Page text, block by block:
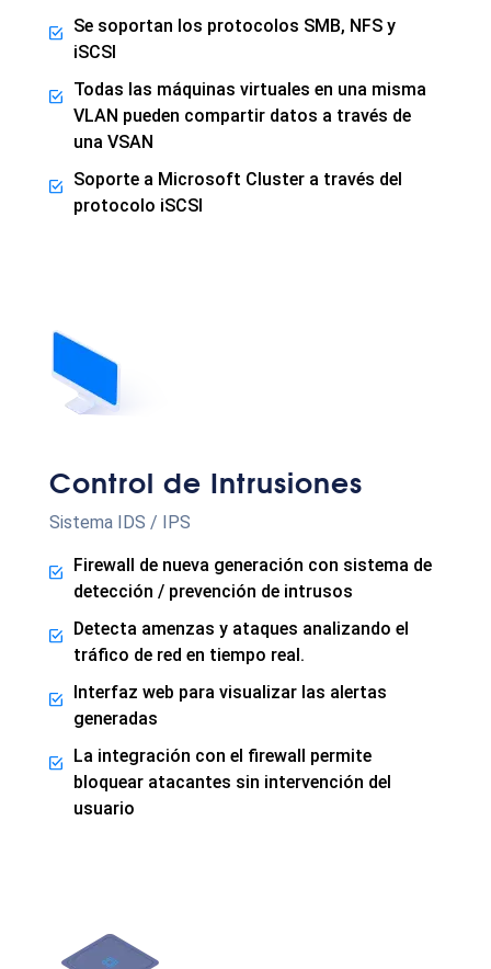
Se soportan los protocolos SMB, NFS y
iSCSI
Todas las máquinas virtuales en una misma
VLAN pueden compartir datos a través de
una VSAN
Soporte a Microsoft Cluster a través del
protocolo iSCSI
Control de Intrusiones
Sistema IDS / IPS
Firewall de nueva generación con sistema de
detección / prevención de intrusos
Detecta amenzas y ataques analizando el
tráfico de red en tiempo real.
Interfaz web para visualizar las alertas
generadas
La integración con el firewall permite
bloquear atacantes sin intervención del
usuario